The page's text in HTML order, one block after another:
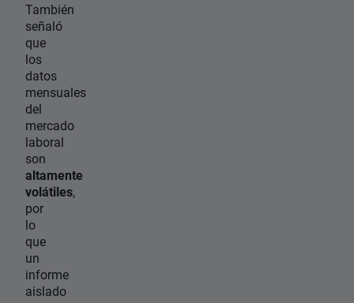
También
señaló
que
los
datos
mensuales
del
mercado
laboral
son
altamente
volátiles,
por
lo
que
un
informe
aislado